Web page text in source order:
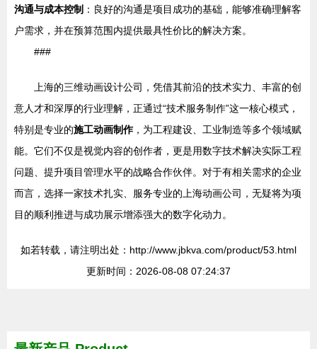
沟通与成本控制 ：良好的沟通是项目成功的基础，能够准确理解客
户需求，并在预算范围内提供最具性价比的解决方案。
###
上海的三维动画设计公司，凭借其前沿的技术实力、丰富的创
意人才和深厚的行业理解，正通过“技术服务制作”这一核心模式，
特别是专业的施工动画制作，为工程建设、工业制造等多个领域赋
能。它们不仅是视觉内容的创作者，更是用数字技术解决实际工程
问题、提升项目管理水平的战略合作伙伴。对于有相关需求的企业
而言，选择一家技术扎实、服务专业的上海动画公司，无疑将为项
目的顺利推进与成功展示增添强大的数字化动力。
如若转载，请注明出处：http://www.jbkva.com/product/53.html
更新时间：2026-08-08 07:24:37